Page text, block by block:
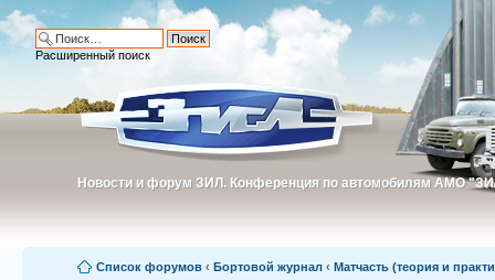
Новости и форум ЗИЛ. Конференция по автомобилям АМО
Новости и форум ЗИЛ. Конференция по автомобилям АМО
Расширенный поиск
Список форумов ‹ Бортовой журнал ‹ Матчасть (теория и